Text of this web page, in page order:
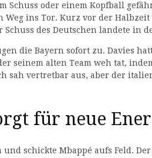
Schuss oder einem Kopfball
Weg ins Tor. Kurz vor der
Schuss des Deutschen landete in
die Bayern sofort zu. Davies
seinem alten Team weh tat,
sah vertretbar aus, aber der
für neue
schickte Mbappé aufs Feld.